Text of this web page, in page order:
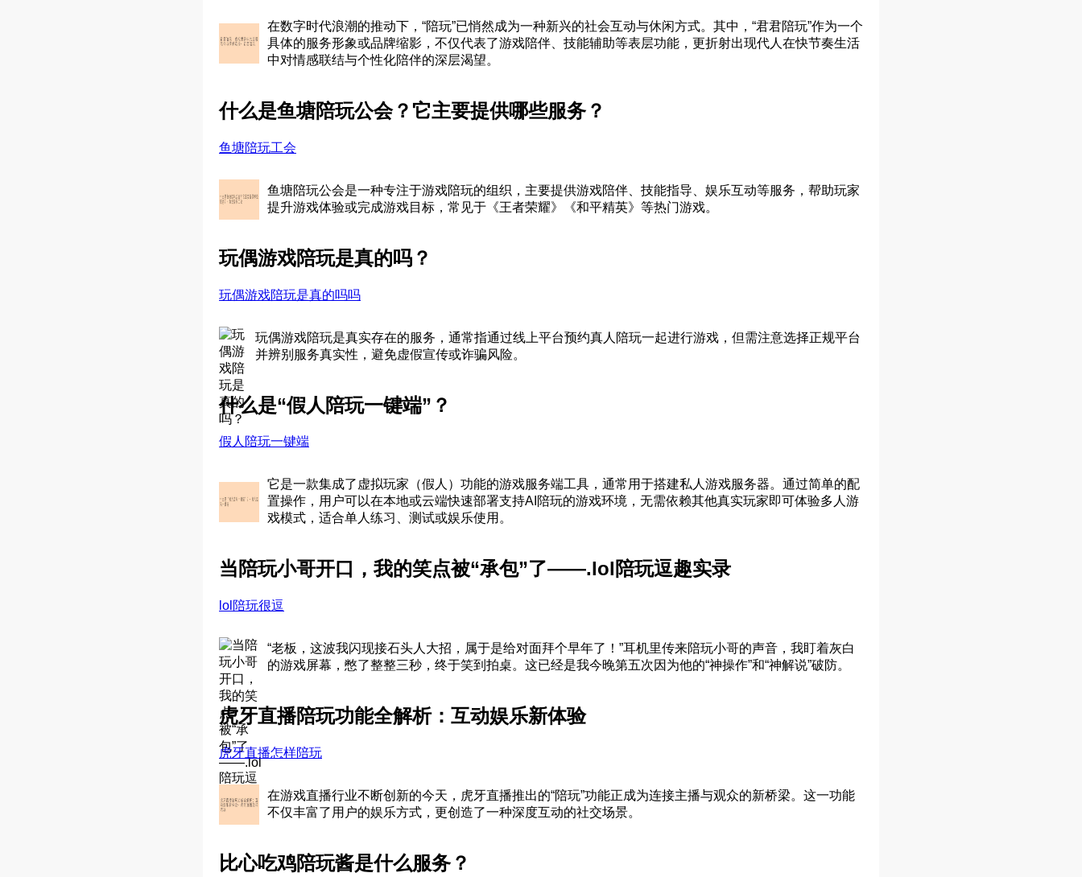
在数字时代浪潮的推动下，“陪玩”已悄然成为一种新兴的社会互动与休闲方式。其中，“君君陪玩”作为一个
具体的服务形象或品牌缩影，不仅代表了游戏陪伴、技能辅助等表层功能，更折射出现代人在快节奏生活
中对情感联结与个性化陪伴的深层渴望。
什么是鱼塘陪玩公会？它主要提供哪些服务？
鱼塘陪玩工会
鱼塘陪玩公会是一种专注于游戏陪玩的组织，主要提供游戏陪伴、技能指导、娱乐互动等服务，帮助玩家
提升游戏体验或完成游戏目标，常见于《王者荣耀》《和平精英》等热门游戏。
玩偶游戏陪玩是真的吗？
玩偶游戏陪玩是真的吗吗
玩偶游戏陪玩是真实存在的服务，通常指通过线上平台预约真人陪玩一起进行游戏，但需注意选择正规平台
并辨别服务真实性，避免虚假宣传或诈骗风险。
什么是“假人陪玩一键端”？
假人陪玩一键端
它是一款集成了虚拟玩家（假人）功能的游戏服务端工具，通常用于搭建私人游戏服务器。通过简单的配
置操作，用户可以在本地或云端快速部署支持AI陪玩的游戏环境，无需依赖其他真实玩家即可体验多人游
戏模式，适合单人练习、测试或娱乐使用。
当陪玩小哥开口，我的笑点被“承包”了——.lol陪玩逗趣实录
lol陪玩很逗
“老板，这波我闪现接石头人大招，属于是给对面拜个早年了！”耳机里传来陪玩小哥的声音，我盯着灰白
的游戏屏幕，憋了整整三秒，终于笑到拍桌。这已经是我今晚第五次因为他的“神操作”和“神解说”破防。
虎牙直播陪玩功能全解析：互动娱乐新体验
虎牙直播怎样陪玩
在游戏直播行业不断创新的今天，虎牙直播推出的“陪玩”功能正成为连接主播与观众的新桥梁。这一功能
不仅丰富了用户的娱乐方式，更创造了一种深度互动的社交场景。
比心吃鸡陪玩酱是什么服务？